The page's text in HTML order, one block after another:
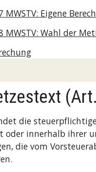
MWSTV: Eigene
MWSTV: Wahl der
die
oder innerhalb ihrer
die vom